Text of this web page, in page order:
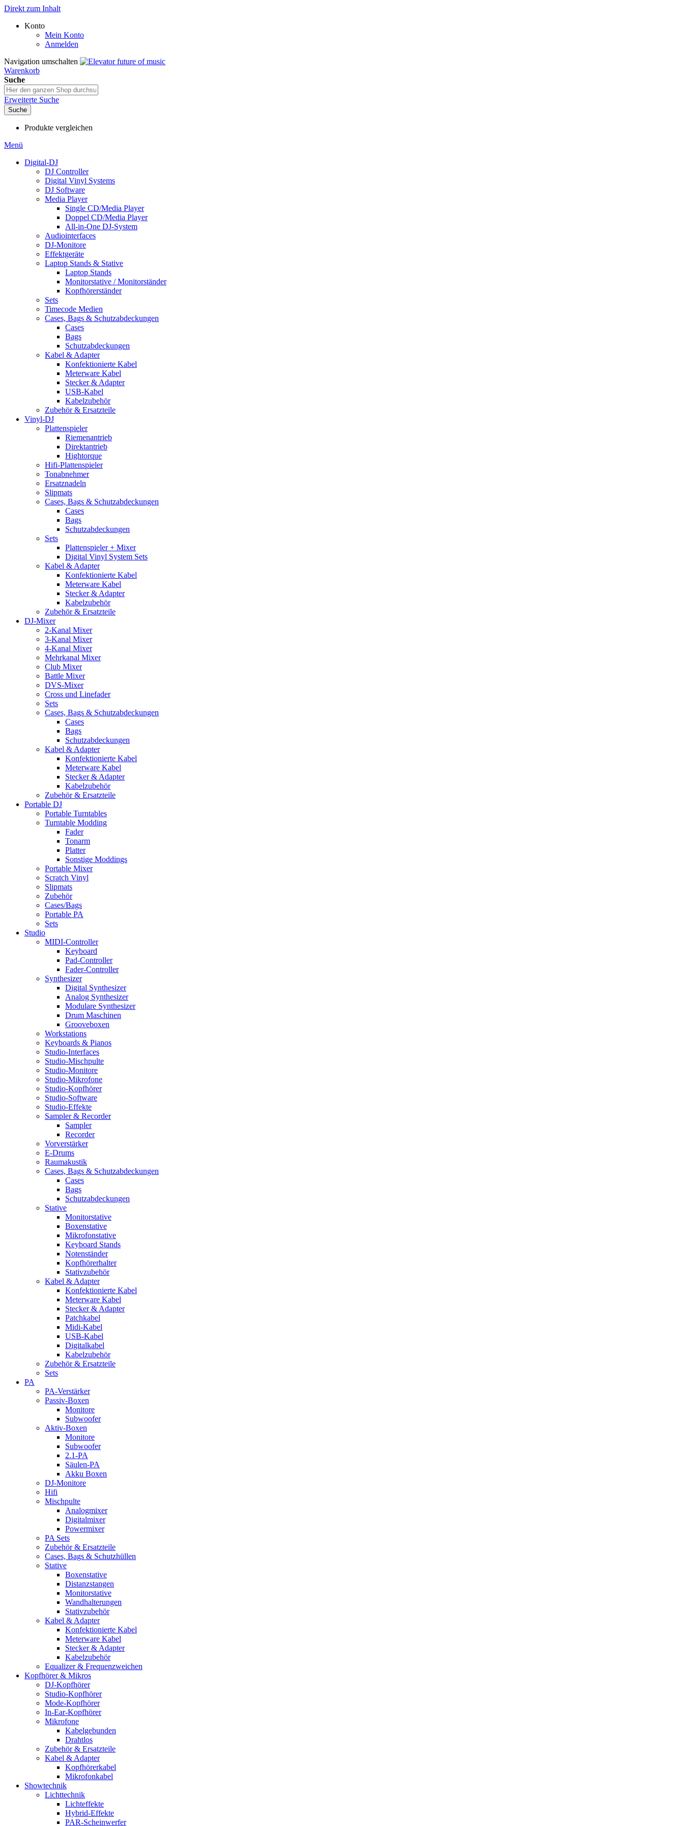
Direkt zum Inhalt
Konto
Mein Konto
Anmelden
Navigation umschalten
Warenkorb
Suche
Erweiterte Suche
Suche
Produkte vergleichen
Menü
Digital-DJ
DJ Controller
Digital Vinyl Systems
DJ Software
Media Player
Single CD/Media Player
Doppel CD/Media Player
All-in-One DJ-System
Audiointerfaces
DJ-Monitore
Effektgeräte
Laptop Stands & Stative
Laptop Stands
Monitorstative / Monitorständer
Kopfhörerständer
Sets
Timecode Medien
Cases, Bags & Schutzabdeckungen
Cases
Bags
Schutzabdeckungen
Kabel & Adapter
Konfektionierte Kabel
Meterware Kabel
Stecker & Adapter
USB-Kabel
Kabelzubehör
Zubehör & Ersatzteile
Vinyl-DJ
Plattenspieler
Riemenantrieb
Direktantrieb
Hightorque
Hifi-Plattenspieler
Tonabnehmer
Ersatznadeln
Slipmats
Cases, Bags & Schutzabdeckungen
Cases
Bags
Schutzabdeckungen
Sets
Plattenspieler + Mixer
Digital Vinyl System Sets
Kabel & Adapter
Konfektionierte Kabel
Meterware Kabel
Stecker & Adapter
Kabelzubehör
Zubehör & Ersatzteile
DJ-Mixer
2-Kanal Mixer
3-Kanal Mixer
4-Kanal Mixer
Mehrkanal Mixer
Club Mixer
Battle Mixer
DVS-Mixer
Cross und Linefader
Sets
Cases, Bags & Schutzabdeckungen
Cases
Bags
Schutzabdeckungen
Kabel & Adapter
Konfektionierte Kabel
Meterware Kabel
Stecker & Adapter
Kabelzubehör
Zubehör & Ersatzteile
Portable DJ
Portable Turntables
Turntable Modding
Fader
Tonarm
Platter
Sonstige Moddings
Portable Mixer
Scratch Vinyl
Slipmats
Zubehör
Cases/Bags
Portable PA
Sets
Studio
MIDI-Controller
Keyboard
Pad-Controller
Fader-Controller
Synthesizer
Digital Synthesizer
Analog Synthesizer
Modulare Synthesizer
Drum Maschinen
Grooveboxen
Workstations
Keyboards & Pianos
Studio-Interfaces
Studio-Mischpulte
Studio-Monitore
Studio-Mikrofone
Studio-Kopfhörer
Studio-Software
Studio-Effekte
Sampler & Recorder
Sampler
Recorder
Vorverstärker
E-Drums
Raumakustik
Cases, Bags & Schutzabdeckungen
Cases
Bags
Schutzabdeckungen
Stative
Monitorstative
Boxenstative
Mikrofonstative
Keyboard Stands
Notenständer
Kopfhörerhalter
Stativzubehör
Kabel & Adapter
Konfektionierte Kabel
Meterware Kabel
Stecker & Adapter
Patchkabel
Midi-Kabel
USB-Kabel
Digitalkabel
Kabelzubehör
Zubehör & Ersatzteile
Sets
PA
PA-Verstärker
Passiv-Boxen
Monitore
Subwoofer
Aktiv-Boxen
Monitore
Subwoofer
2.1-PA
Säulen-PA
Akku Boxen
DJ-Monitore
Hifi
Mischpulte
Analogmixer
Digitalmixer
Powermixer
PA Sets
Zubehör & Ersatzteile
Cases, Bags & Schutzhüllen
Stative
Boxenstative
Distanzstangen
Monitorstative
Wandhalterungen
Stativzubehör
Kabel & Adapter
Konfektionierte Kabel
Meterware Kabel
Stecker & Adapter
Kabelzubehör
Equalizer & Frequenzweichen
Kopfhörer & Mikros
DJ-Kopfhörer
Studio-Kopfhörer
Mode-Kopfhörer
In-Ear-Kopfhörer
Mikrofone
Kabelgebunden
Drahtlos
Zubehör & Ersatzteile
Kabel & Adapter
Kopfhörerkabel
Mikrofonkabel
Showtechnik
Lichttechnik
Lichteffekte
Hybrid-Effekte
PAR-Scheinwerfer